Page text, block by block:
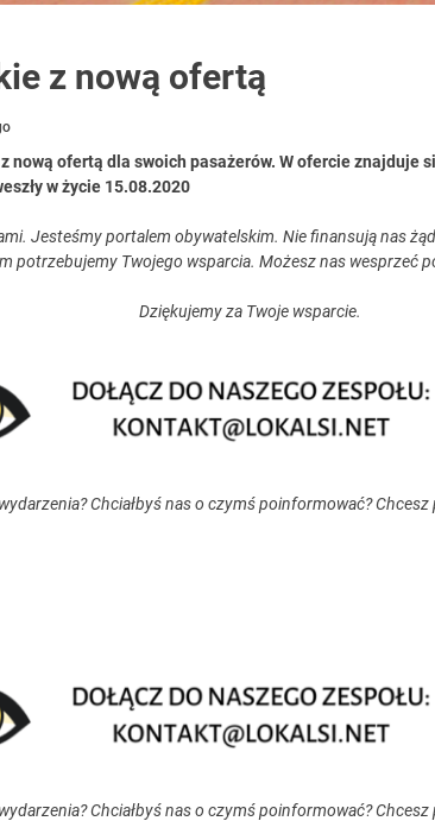
z nową ofertą
nową ofertą dla swoich pasażerów. W ofercie znajduje
w życie 15.08.2020
Jesteśmy portalem obywatelskim. Nie finansują nas
potrzebujemy Twojego wsparcia. Możesz nas wesprzeć
Dziękujemy za Twoje wsparcie.
Chciałbyś nas o czymś poinformować?
Chciałbyś nas o czymś poinformować?